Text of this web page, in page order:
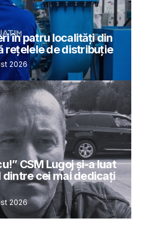
în patru localități din
rețelele de distribuție
2026
CSM Lugoj și-a luat
dintre cei mai dedicați
2026